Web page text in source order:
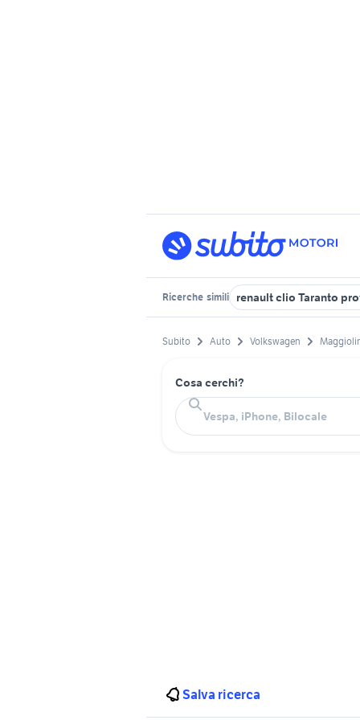
Ricerche simili renault clio Taranto
Subito Auto Volkswagen
Cosa cerchi?
Salva ricerca